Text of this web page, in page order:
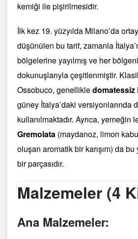
kemiği ile pişirilmesidir.
İlk kez 19. yüzyılda Milano’da
düşünülen bu tarif, zamanla
bölgelerine yayılmış ve her
dokunuşlarıyla çeşitlenmiştir.
Ossobuco, genellikledomatessiz
güney İtalya’daki versiyonlarında
kullanılmaktadır. Ayrıca, yemeğin
Gremolata (maydanoz, limon
oluşan aromatik bir karışım) da
bir parçasıdır.
Malzemeler (4
Ana Malzemeler: